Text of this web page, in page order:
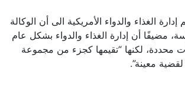
الغذاء والدواء الأمريكية الى أن الوكالة
مضيفًا أن إدارة الغذاء والدواء بشكل عام
محددة، لكنها “تقيمها كجزء من مجموعة
لقضية معينة”.